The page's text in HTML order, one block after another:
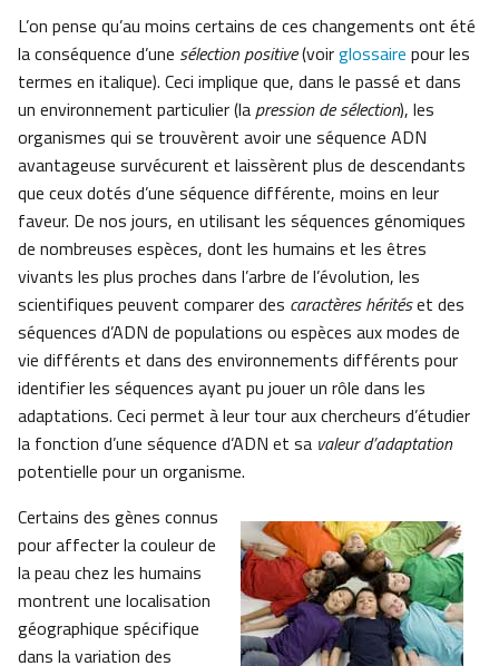
L’on pense qu’au moins certains de ces changements ont été
la conséquence d’une sélection positive(voirglossaire pour les
termes en italique). Ceci implique que, dans le passé et dans
un environnement particulier (lapression de sélection), les
organismes qui se trouvèrent avoir une séquence ADN
avantageuse survécurent et laissèrent plus de descendants
que ceux dotés d’une séquence différente, moins en leur
faveur. De nos jours, en utilisant les séquences génomiques
de nombreuses espèces, dont les humains et les êtres
vivants les plus proches dans l’arbre de l’évolution, les
scientifiques peuvent comparer des caractères héritéset des
séquences d’ADN de populations ou espèces aux modes de
vie différents et dans des environnements différents pour
identifier les séquences ayant pu jouer un rôle dans les
adaptations. Ceci permet à leur tour aux chercheurs d’étudier
la fonction d’une séquence d’ADN et sa valeur d’adaptation
potentielle pour un organisme.
Certains des gènes connus
pour affecter la couleur de
la peau chez les humains
montrent une localisation
géographique spécifique
dans la variation des